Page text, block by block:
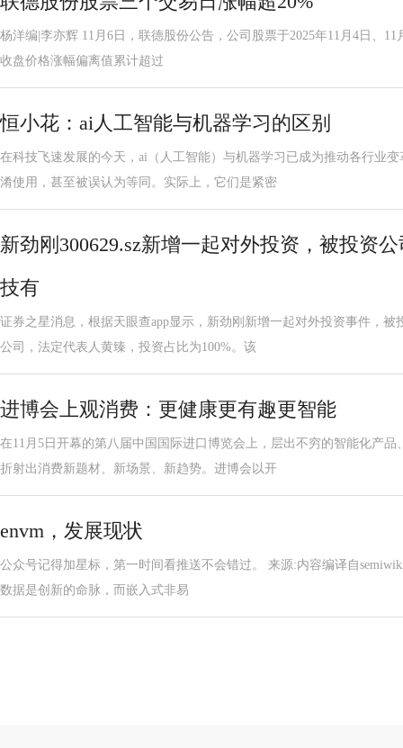
杨洋编|李亦辉 11月6日，联德股份公告，公司股票于2025年11月4日、
收盘价格涨幅偏离值累计超过
恒小花：ai人工智能与机器学习的区别
在科技飞速发展的今天，ai（人工智能）与机器学习已成为推动各行业
淆使用，甚至被误认为等同。实际上，它们是紧密
新劲刚300629.sz新增一起对外投资，被投资
技有
证券之星消息，根据天眼查app显示，新劲刚新增一起对外投资事件，
公司，法定代表人黄臻，投资占比为100%。该
进博会上观消费：更健康更有趣更智能
在11月5日开幕的第八届中国国际进口博览会上，层出不穷的智能化产
折射出消费新题材、新场景、新趋势。进博会以开
envm，发展现状
公众号记得加星标，第一时间看推送不会错过。 来源:内容编译自
数据是创新的命脉，而嵌入式非易